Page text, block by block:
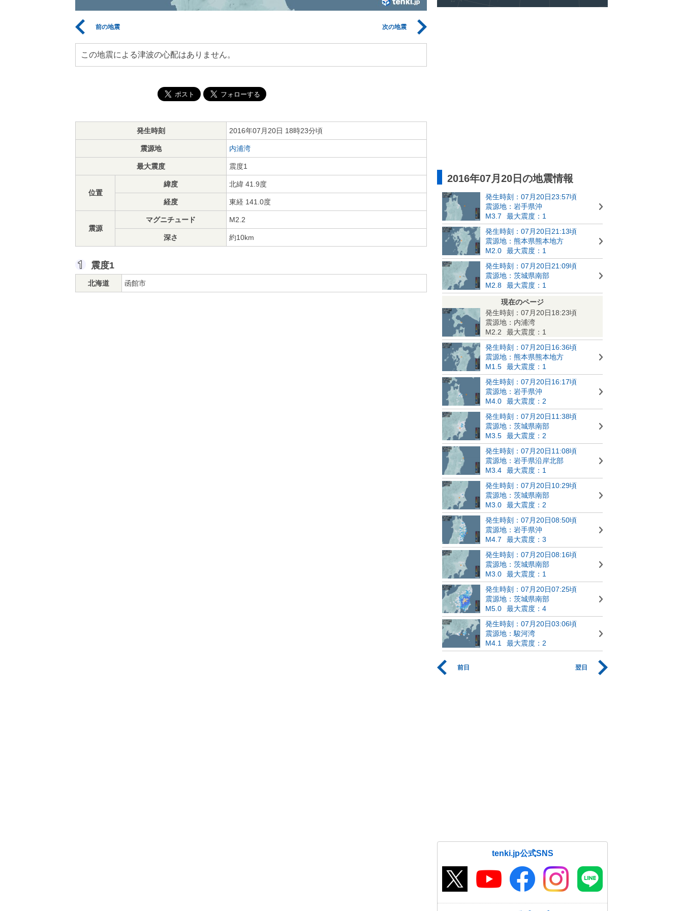
前の地震 次の地震
この地震による津波の心配はありません。
発生時刻 2016年07月20日 18時23分頃
震源地 内浦湾
最大震度 震度1
位置
緯度 北緯 41.9度
経度 東経 141.0度
震源
マグニチュード M2.2
深さ 約10km
震度1
北海道 函館市
2016年07月20日の地震情報
発生時刻：07月20日23:57頃
震源地：岩手県沖
M3.7
最大震度：1
発生時刻：07月20日21:13頃
震源地：熊本県熊本地方
M2.0
最大震度：1
発生時刻：07月20日21:09頃
震源地：茨城県南部
M2.8
最大震度：1
現在のページ
発生時刻：07月20日18:23頃
震源地：内浦湾
M2.2
最大震度：1
発生時刻：07月20日16:36頃
震源地：熊本県熊本地方
M1.5
最大震度：1
発生時刻：07月20日16:17頃
震源地：岩手県沖
M4.0
最大震度：2
発生時刻：07月20日11:38頃
震源地：茨城県南部
M3.5
最大震度：2
発生時刻：07月20日11:08頃
震源地：岩手県沿岸北部
M3.4
最大震度：1
発生時刻：07月20日10:29頃
震源地：茨城県南部
M3.0
最大震度：2
発生時刻：07月20日08:50頃
震源地：岩手県沖
M4.7
最大震度：3
発生時刻：07月20日08:16頃
震源地：茨城県南部
M3.0
最大震度：1
発生時刻：07月20日07:25頃
震源地：茨城県南部
M5.0
最大震度：4
発生時刻：07月20日03:06頃
震源地：駿河湾
M4.1
最大震度：2
前日 翌日
tenki.jp公式SNS